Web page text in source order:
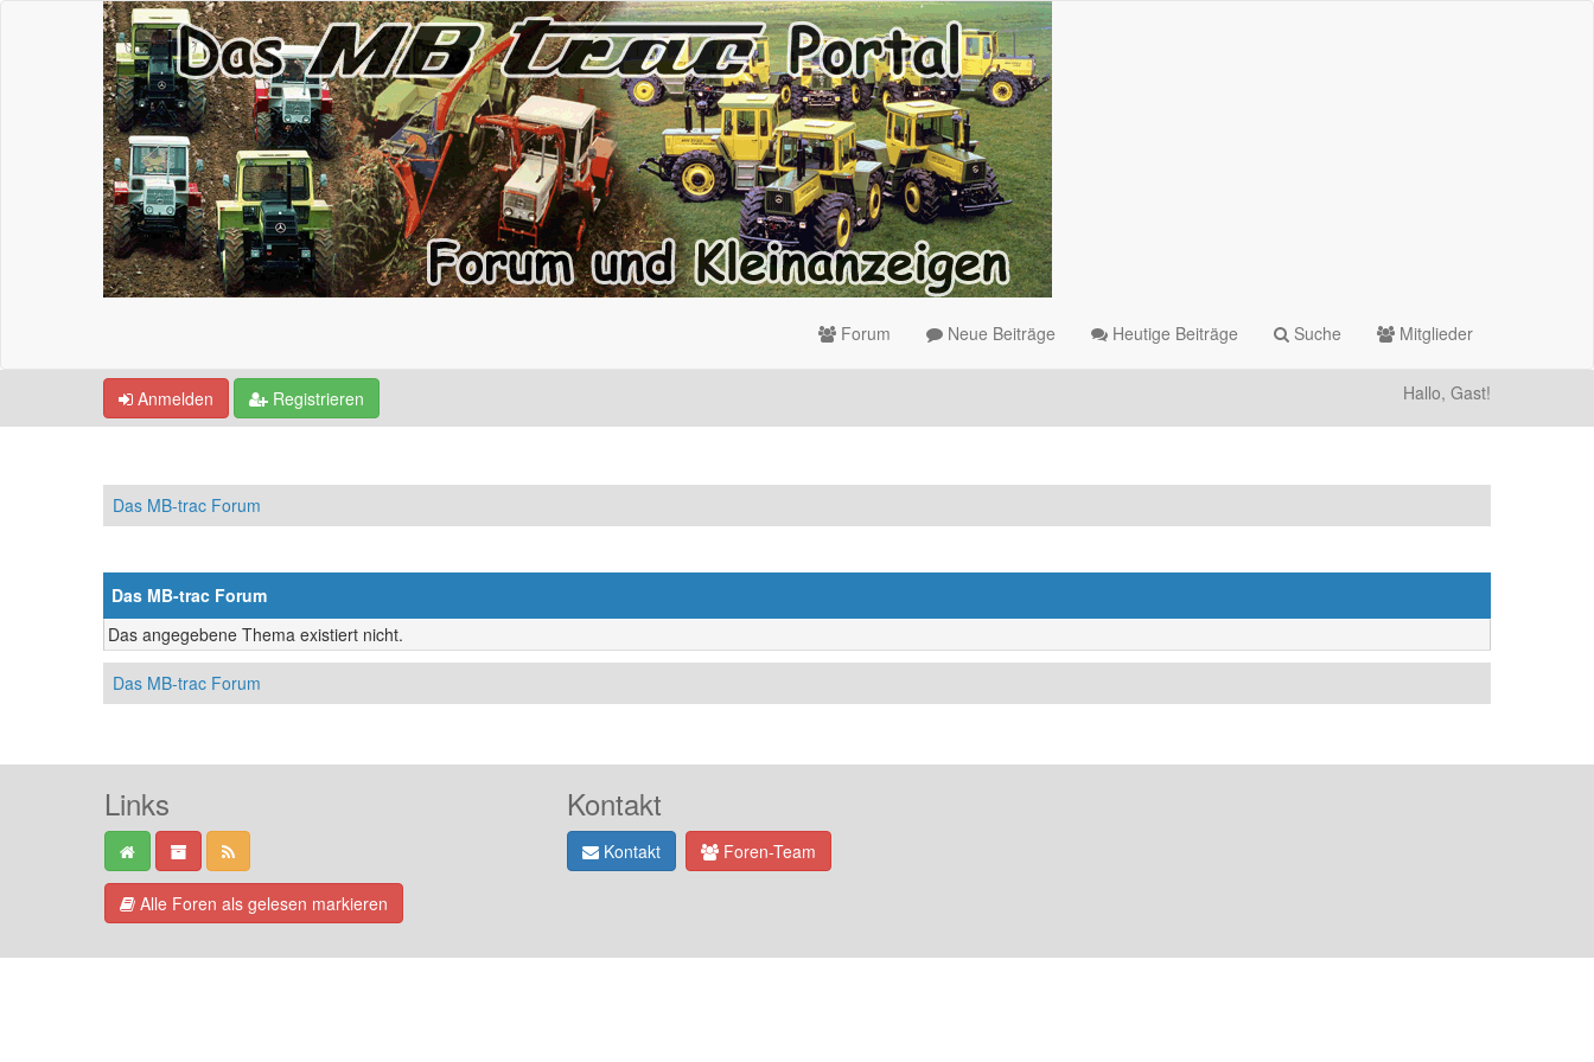
Forum Neue Beiträge Heutige Beiträge Suche Mitglieder
Anmelden Registrieren Hallo, Gast!
Das MB-trac Forum
Das MB-trac Forum
Das angegebene Thema existiert nicht.
Das MB-trac Forum
Links
Alle Foren als gelesen markieren
Kontakt
Kontakt Foren-Team